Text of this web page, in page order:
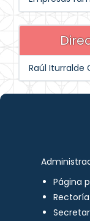
Raúl Iturralde
Página
Rectoría